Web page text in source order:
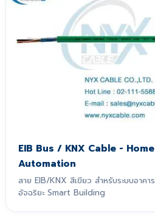
EIB Bus / KNX Cable - Home
Automation
สาย EIB/KNX สีเขียว สำหรับระบบอาคาร
อัจฉริยะ Smart Building